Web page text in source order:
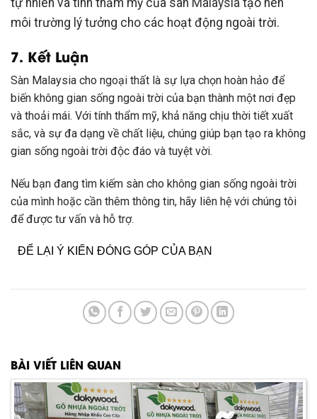
tự nhiên và tính thẩm mỹ của sàn Malaysia tạo nên
môi trường lý tưởng cho các hoạt động ngoài trời.
7. Kết Luận
Sàn Malaysia cho ngoại thất là sự lựa chọn hoàn hảo để
biến không gian sống ngoài trời của bạn thành một nơi đẹp
và thoải mái. Với tính thẩm mỹ, khả năng chịu thời tiết xuất
sắc, và sự đa dạng về chất liệu, chúng giúp bạn tạo ra không
gian sống ngoài trời độc đáo và tuyệt vời.
Nếu bạn đang tìm kiếm sàn cho không gian sống ngoài trời
của mình hoặc cần thêm thông tin, hãy liên hệ với chúng tôi
để được tư vấn và hỗ trợ.
ĐỂ LẠI Ý KIẾN ĐÓNG GÓP CỦA BẠN
BÀI VIẾT LIÊN QUAN